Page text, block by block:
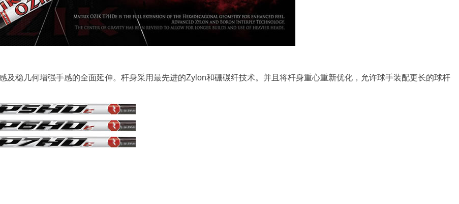
稳几何增强手感的全面延伸。杆身采用最先进的Zylon和硼碳纤技术。并且将杆身重心重新优化，允许球手装配更长的球杆